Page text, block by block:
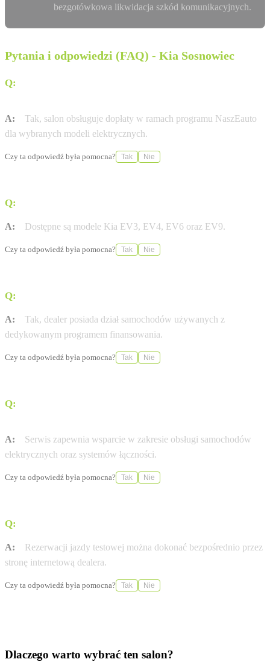
bezgotówkowa likwidacja szkód komunikacyjnych.
Pytania i odpowiedzi (FAQ) - Kia Sosnowiec
Q:
A:
Tak, salon obsługuje dopłaty w ramach programu NaszEauto
dla wybranych modeli elektrycznych.
Czy ta odpowiedź była pomocna? Tak Nie
Q:
A: Dostępne są modele Kia EV3, EV4, EV6 oraz EV9.
Czy ta odpowiedź była pomocna? Tak Nie
Q:
A:
Tak, dealer posiada dział samochodów używanych z
dedykowanym programem finansowania.
Czy ta odpowiedź była pomocna? Tak Nie
Q:
A:
Serwis zapewnia wsparcie w zakresie obsługi samochodów
elektrycznych oraz systemów łączności.
Czy ta odpowiedź była pomocna? Tak Nie
Q:
A:
Rezerwacji jazdy testowej można dokonać bezpośrednio przez
stronę internetową dealera.
Czy ta odpowiedź była pomocna? Tak Nie
Dlaczego warto wybrać ten salon?